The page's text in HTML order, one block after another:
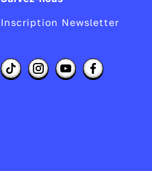
Inscription Newsletter